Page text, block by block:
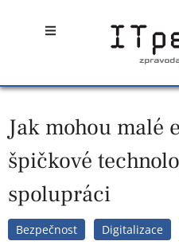
Open
Jak mohou malé
špičkové
spolupráci
Bezpečnost Digitalizace